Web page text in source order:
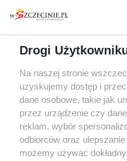
Drogi
Na naszej stronie
uzyskujemy dostęp i
dane osobowe, takie jak
przez urządzenie czy
reklam, wybór
odbiorców oraz
możemy używać